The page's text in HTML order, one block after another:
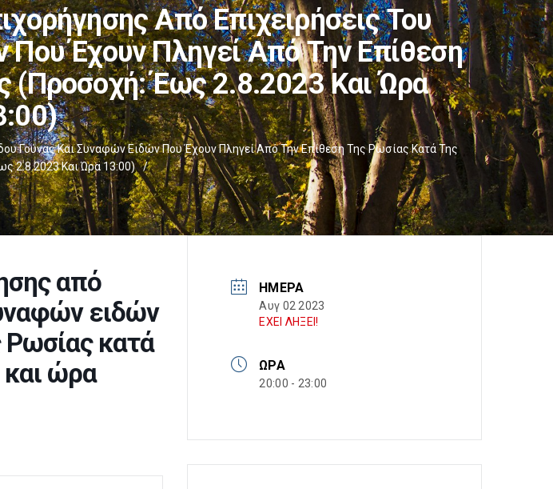
Από Επιχειρήσεις Του
Έχουν Πληγεί Από Την Επίθεση
(Προσοχή: Έως 2.8.2023 Και Ώρα
Γούνας Και Συναφών Ειδών Που Έχουν Πληγεί Από Την Επίθεση Της Ρωσίας Κατά Της
2.8.2023 Και Ώρα 13:00)
/
από
ειδών
Ρωσίας κατά
ώρα
ΗΜΈΡΑ
Αυγ 02 2023
ΕΧΕΙ ΛΗΞΕΙ!
ΏΡΑ
20:00 - 23:00